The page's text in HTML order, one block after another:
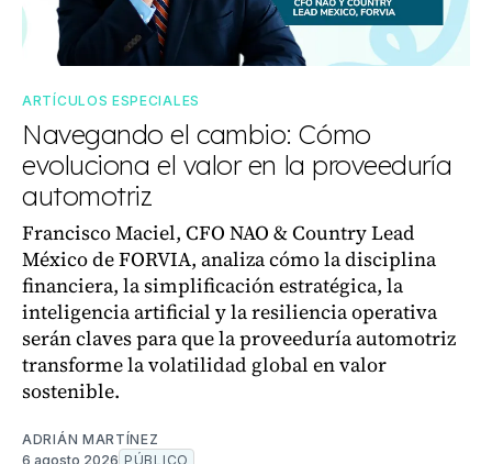
ARTÍCULOS ESPECIALES
Navegando el cambio: Cómo
evoluciona el valor en la proveeduría
automotriz
Francisco Maciel, CFO NAO & Country Lead
México de FORVIA, analiza cómo la disciplina
financiera, la simplificación estratégica, la
inteligencia artificial y la resiliencia operativa
serán claves para que la proveeduría automotriz
transforme la volatilidad global en valor
sostenible.
ADRIÁN MARTÍNEZ
6 agosto 2026 PÚBLICO